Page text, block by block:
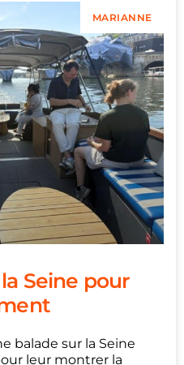
MARIANNE
Seine pour
balade sur la Seine
leur montrer la